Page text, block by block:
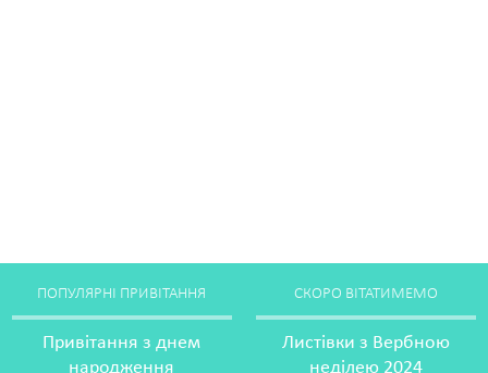
ПОПУЛЯРНІ ПРИВІТАННЯ
Привітання з днем
народження
СКОРО ВІТАТИМЕМО
Листівки з Вербною
неділею 2024